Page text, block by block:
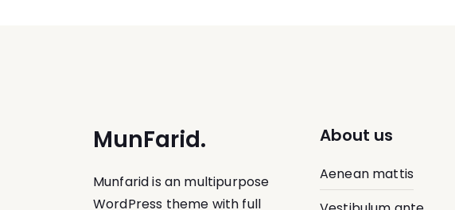
MunFarid.
Munfarid is an multipurpose
WordPress theme with full
About us
Aenean mattis